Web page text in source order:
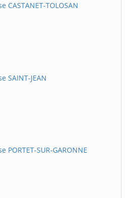
TOLOSAN
SAINT-JEAN
SUR-GARONNE